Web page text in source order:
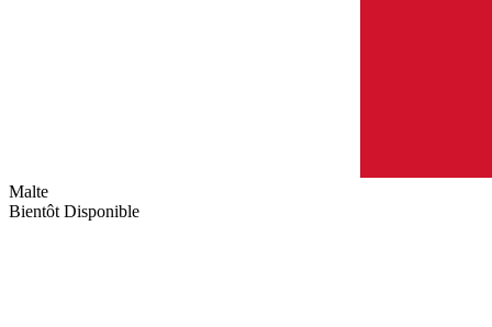
Malte
Bientôt Disponible